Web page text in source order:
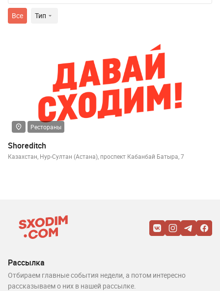
Все Тип
Рестораны
Shoreditch
Казахстан, Нур-Султан (Астана), проспект Кабанбай Батыра, 7
Рассылка
Отбираем главные события недели, а потом интересно
рассказываем о них в нашей рассылке.